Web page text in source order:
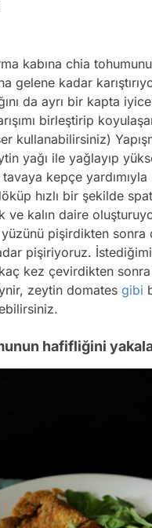
kabına chia
gelene kadar
da ayrı bir kapta iyice
birleştirip
kullanabilirsiniz)
yağı ile yağlayıp
tavaya kepçe yardımıyla
hızlı bir şekilde
ve kalın daire
pişirdikten sonra
pişiriyoruz.
kez çevirdikten
zeytin domates gibi
hafifliğini